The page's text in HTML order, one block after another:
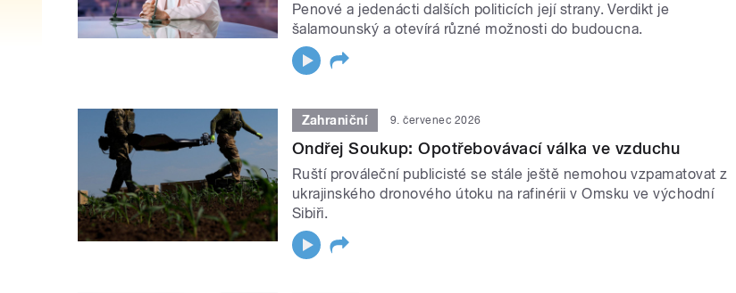
Penové a jedenácti dalších politicích její strany. Verdikt je
šalamounský a otevírá různé možnosti do budoucna.
Zahraniční 9. červenec 2026
Ondřej Soukup: Opotřebovávací válka ve vzduchu
Ruští prováleční publicisté se stále ještě nemohou vzpamatovat z
ukrajinského dronového útoku na rafinérii v Omsku ve východní
Sibiři.